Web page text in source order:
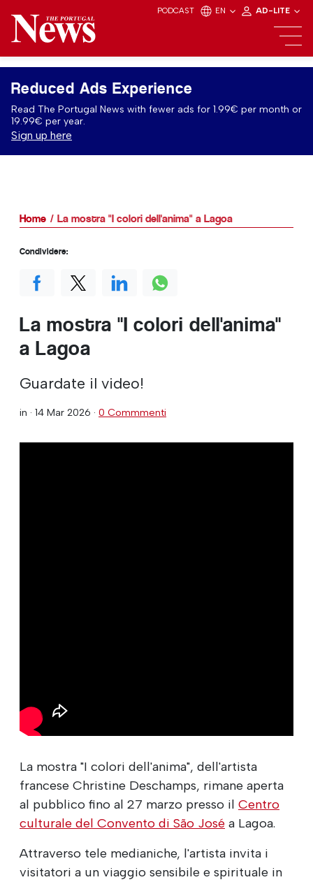
PODCAST EN AD-LITE
Reduced Ads Experience
Read The Portugal News with fewer ads for 1.99€ per month or
19.99€ per year.
Sign up here
Home La mostra "I colori dell'anima" a Lagoa
La mostra "I colori dell'anima"
a Lagoa
Guardate il video!
in · 14 Mar 2026 · 0 Commmenti
La mostra "I colori dell'anima", dell'artista
francese Christine Deschamps, rimane aperta
al pubblico fino al 27 marzo presso il Centro
culturale del Convento di São José a Lagoa.
Attraverso tele medianiche, l'artista invita i
visitatori a un viaggio sensibile e spirituale in
Condividere: